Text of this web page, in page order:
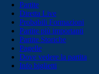
Partite
Diretta Live
Probabili Formazioni
Partite più importanti
Partite Storiche
Pagelle
Dove vedere la partita
Info biglietti